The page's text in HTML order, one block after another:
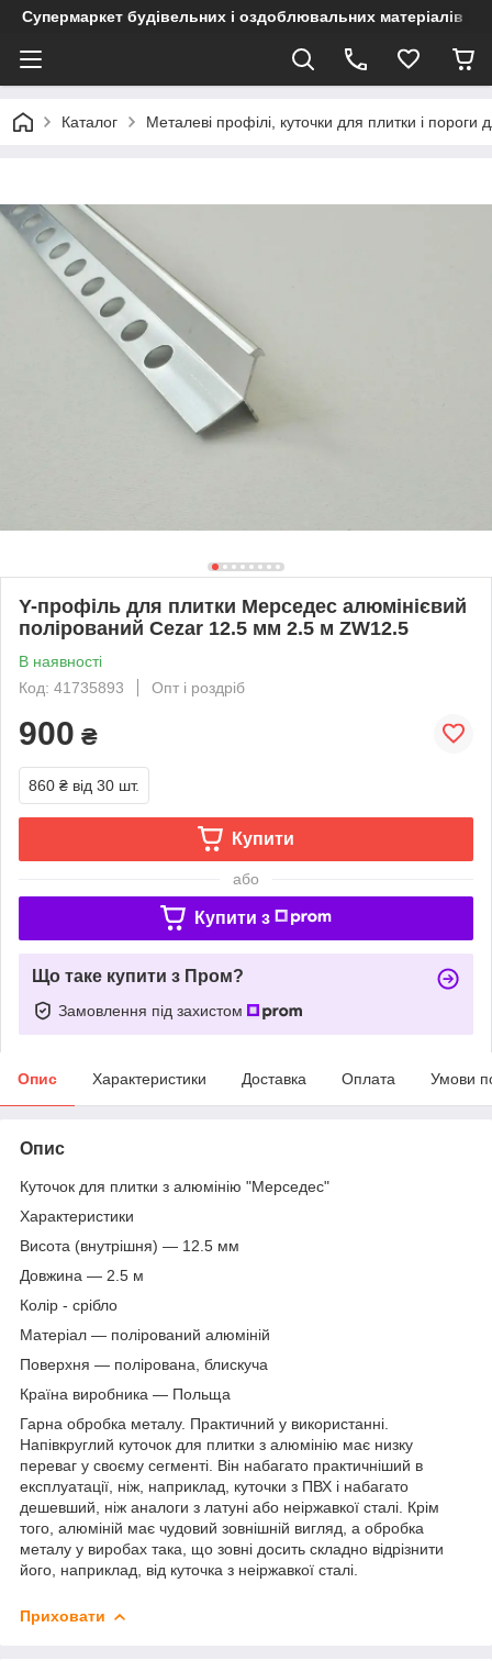
Супермаркет будівельних і оздоблювальних матеріалів
Каталог Металеві профілі, куточки для плитки і пороги
Y-профіль для плитки Мерседес алюмінієвий
полірований Cezar 12.5 мм 2.5 м ZW12.5
В наявності
Код: 41735893
Опт і роздріб
900 ₴
860 ₴ від 30 шт.
Купити
або
Купити з
Що таке купити з Пром?
Замовлення під захистом
Опис Характеристики Доставка Оплата Умови
Опис
Куточок для плитки з алюмінію "Мерседес"
Характеристики
Висота (внутрішня) — 12.5 мм
Довжина — 2.5 м
Колір - срібло
Матеріал — полірований алюміній
Поверхня — полірована, блискуча
Країна виробника — Польща
Гарна обробка металу. Практичний у використанні.
Напівкруглий куточок для плитки з алюмінію має низку
переваг у своєму сегменті. Він набагато практичніший в
експлуатації, ніж, наприклад, куточки з ПВХ і набагато
дешевший, ніж аналоги з латуні або неіржавкої сталі. Крім
того, алюміній має чудовий зовнішній вигляд, а обробка
металу у виробах така, що зовні досить складно відрізнити
його, наприклад, від куточка з неіржавкої сталі.
Приховати